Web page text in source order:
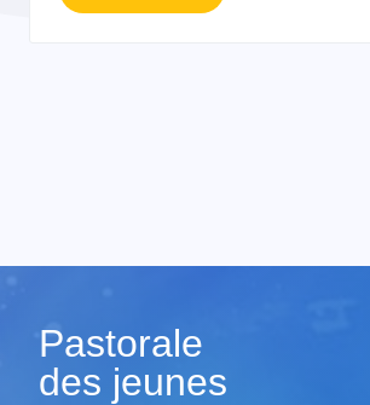
Pastorale
des jeunes